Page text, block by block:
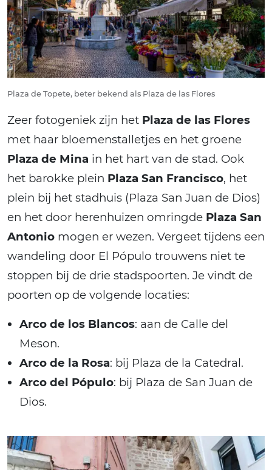
Plaza de Topete, beter bekend als Plaza de las Flores
Zeer fotogeniek zijn het Plaza de las Flores
met haar bloemenstalletjes en het groene
Plaza de Mina in het hart van de stad. Ook
het barokke plein Plaza San Francisco, het
plein bij het stadhuis (Plaza San Juan de Dios)
en het door herenhuizen omringde Plaza San
Antonio mogen er wezen. Vergeet tijdens een
wandeling door El Pópulo trouwens niet te
stoppen bij de drie stadspoorten. Je vindt de
poorten op de volgende locaties:
Arco de los Blancos: aan de Calle del
Meson.
Arco de la Rosa: bij Plaza de la Catedral.
Arco del Pópulo: bij Plaza de San Juan de
Dios.